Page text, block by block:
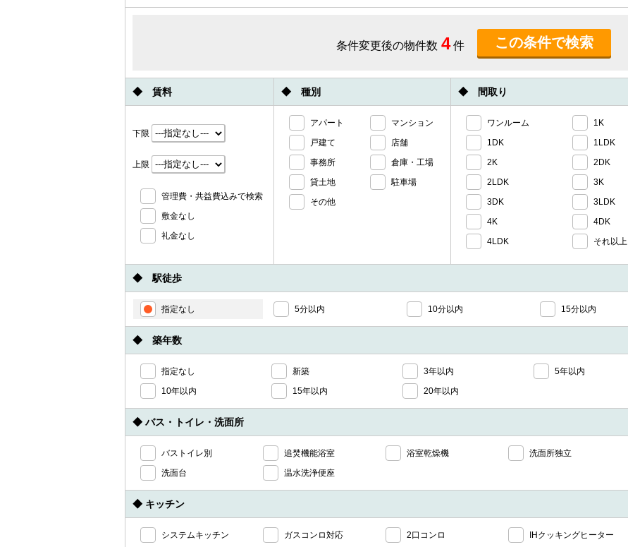
条件変更後の物件数 4件
◆ 賃料 ◆ 種別 ◆ 間取り
下限
上限
管理費・共益費込みで検索
敷金なし
礼金なし
アパート
マンション
戸建て
店舗
事務所
倉庫・工場
貸土地
駐車場
その他
ワンルーム
1K
1DK
1LDK
2K
2DK
2LDK
3K
3DK
3LDK
4K
4DK
4LDK
それ以上
◆ 駅徒歩
指定なし 5分以内 10分以内 15分以内
◆ 築年数
指定なし 新築 3年以内 5年以内
10年以内
15年以内 20年以内
◆ バス・トイレ・洗面所
バストイレ別 追焚機能浴室 浴室乾燥機
洗面所独立
洗面台
温水洗浄便座
◆ キッチン
システムキッチン ガスコンロ対応 2口コンロ IHクッキングヒーター